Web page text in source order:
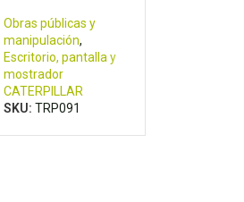
2580B019HL
Obras públicas y
manipulación,
Escritorio, pantalla y
mostrador
CATERPILLAR
SKU: TRP091